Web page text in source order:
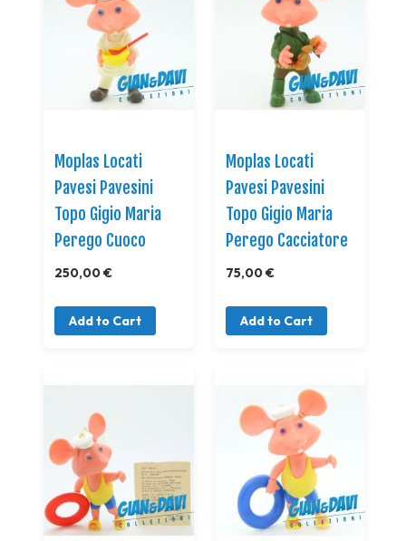
Moplas Locati
Pavesi Pavesini
Topo Gigio Maria
Perego Cuoco
250,00 €
Add to Cart
Moplas Locati
Pavesi Pavesini
Topo Gigio Maria
Perego Cacciatore
75,00 €
Add to Cart